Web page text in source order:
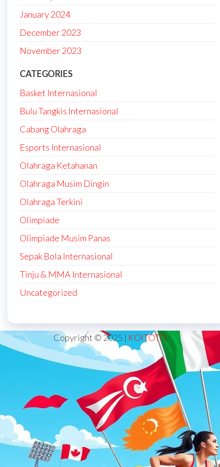
January 2024
December 2023
November 2023
CATEGORIES
Basket Internasional
Bulu Tangkis Internasional
Cabang Olahraga
Esports Internasional
Olahraga Ketahanan
Olahraga Musim Dingin
Olahraga Terkini
Olimpiade
Olimpiade Musim Panas
Sepak Bola Internasional
Tinju & MMA Internasional
Uncategorized
Copyright © 2025 | KOITOTO